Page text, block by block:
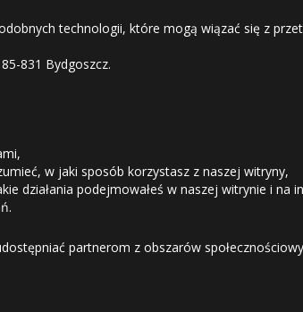
technologii, które mogą wiązać się z
831 Bydgoszcz.
w jaki sposób korzystasz z naszej witryny,
działania podejmowałeś w naszej witrynie i na
partnerom z obszarów
od umowy